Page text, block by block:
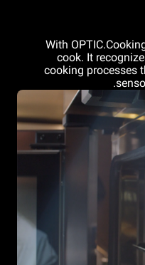
With
cook. It
cooking processes